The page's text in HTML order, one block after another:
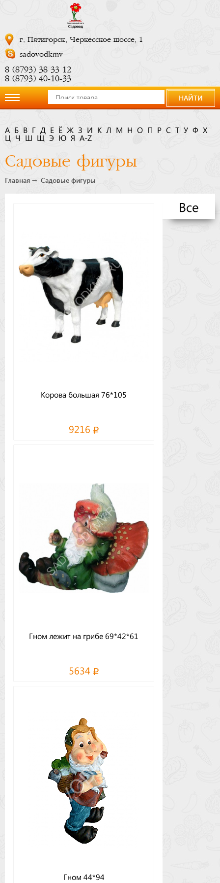
г. Пятигорск, Черкесское шоссе, 1
sadovodkmv
8 (8793) 38 33 12
8 (8793) 40-10-33
компании
Новости
Доставка
Оптовикам
НАЙТИ
А Б В Г Д Е Ё Ж З И К Л М Н О П Р С Т У Ф
Х
Ч Э Ю Я A-Z
Садовые фигуры
Главная Садовые фигуры
Корова большая 76*105
9216
Гном лежит на грибе 69*42*61
5634
Гном 44*94
Все